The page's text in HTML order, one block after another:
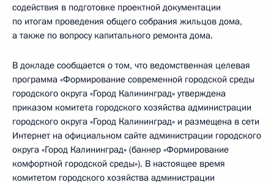
содействия в подготовке проектной документации
по итогам проведения общего собрания жильцов дома,
а также по вопросу капитального ремонта дома.
В докладе сообщается о том, что ведомственная целевая
программа «Формирование современной городской среды
городского округа «Город Калининград» утверждена
приказом комитета городского хозяйства администрации
городского округа «Город Калининград» и размещена в сети
Интернет на официальном сайте администрации городского
округа «Город Калининград» (баннер «Формирование
комфортной городской среды»). В настоящее время
комитетом городского хозяйства администрации